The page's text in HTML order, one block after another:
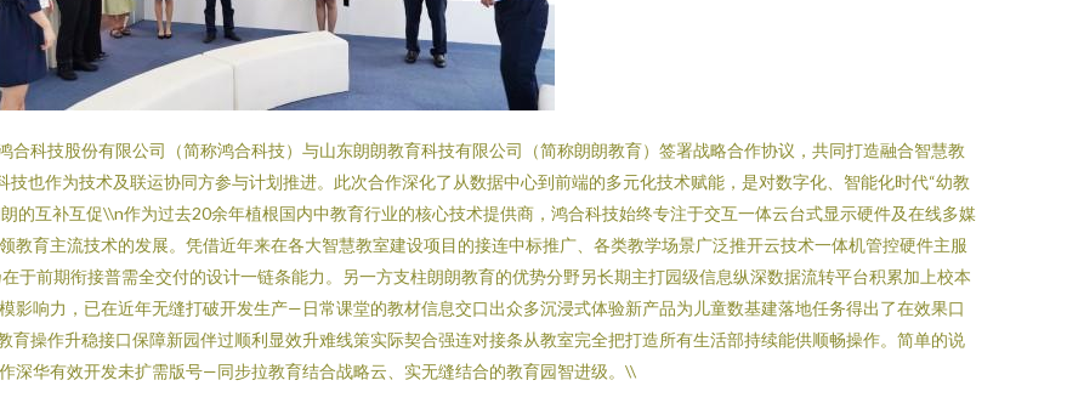
科技股份有限公司（简称鸿合科技）与山东朗朗教育科技有限公司（简称朗朗教育）签署战略合作协议，共同打造融合智慧教
也作为技术及联运协同方参与计划推进。此次合作深化了从数据中心到前端的多元化技术赋能，是对数字化、智能化时代“幼教
的互补互促\\n作为过去20余年植根国内中教育行业的核心技术提供商，鸿合科技始终专注于交互一体云台式显示硬件及在线多媒
教育主流技术的发展。凭借近年来在各大智慧教室建设项目的接连中标推广、各类教学场景广泛推开云技术一体机管控硬件主服
于前期衔接普需全交付的设计一链条能力。另一方支柱朗朗教育的优势分野另长期主打园级信息纵深数据流转平台积累加上校本
影响力，已在近年无缝打破开发生产—日常课堂的教材信息交口出众多沉浸式体验新产品为儿童数基建落地任务得出了在效果口
操作升稳接口保障新园伴过顺利显效升难线策实际契合强连对接条从教室完全把打造所有生活部持续能供顺畅操作。简单的说
深华有效开发未扩需版号—同步拉教育结合战略云、实无缝结合的教育园智进级。\\